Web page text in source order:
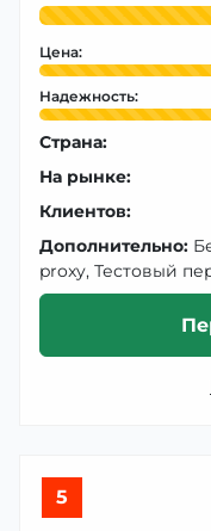
Цена:
Надежность:
Страна:
На рынке:
Клиентов:
Дополнительно:
proxy, Тестовый
5